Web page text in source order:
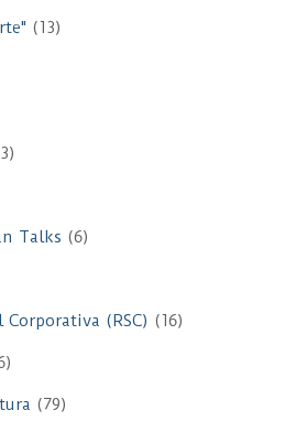
(13)
Talks (6)
(RSC) (16)
(79)